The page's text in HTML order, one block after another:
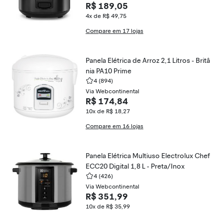
R$ 189,05
4x de R$ 49,75
Compare em 17 lojas
Panela Elétrica de Arroz 2,1 Litros - Britâ
nia PA10 Prime
4 (894)
Via Webcontinental
R$ 174,84
10x de R$ 18,27
Compare em 16 lojas
Panela Elétrica Multiuso Electrolux Chef
ECC20 Digital 1,8 L - Preta/Inox
4 (426)
Via Webcontinental
R$ 351,99
10x de R$ 35,99